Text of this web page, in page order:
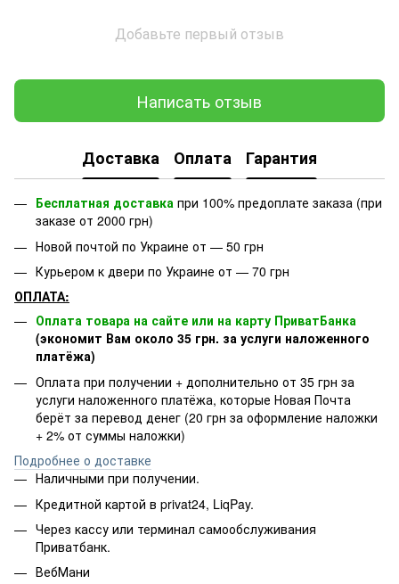
Добавьте первый отзыв
Написать отзыв
Доставка Оплата Гарантия
Бесплатная доставка при 100% предоплате заказа (при
заказе от 2000 грн)
Новой почтой по Украине от — 50 грн
Курьером к двери по Украине от — 70 грн
ОПЛАТА:
Оплата товара на сайте или на карту ПриватБанка
(экономит Вам около 35 грн. за услуги наложенного
платёжа)
Оплата при получении + дополнительно от 35 грн за
услуги наложенного платёжа, которые Новая Почта
берёт за перевод денег (20 грн за оформление наложки
+ 2% от суммы наложки)
Подробнее о доставке
Наличными при получении.
Кредитной картой в privat24, LiqPay.
Через кассу или терминал самообслуживания
Приватбанк.
ВебМани